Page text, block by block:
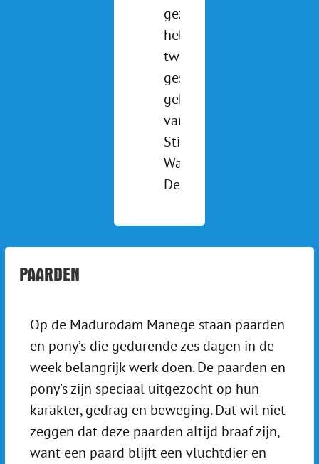
gezien? We
hebben
twee pony's
gesponsord
gekregen
van
Stichting de
Waterlander.
Deze [...]
PAARDEN
Op de Madurodam Manege staan paarden
en pony’s die gedurende zes dagen in de
week belangrijk werk doen. De paarden en
pony’s zijn speciaal uitgezocht op hun
karakter, gedrag en beweging. Dat wil niet
zeggen dat deze paarden altijd braaf zijn,
want een paard blijft een vluchtdier en